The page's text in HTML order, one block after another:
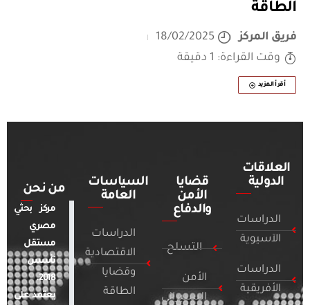
الطاقة
فريق المركز
18/02/2025
وقت القراءة: 1 دقيقة
أقرأ المزيد
العلاقات
الدولية
الدراسات
الآسيوية
الدراسات
الأفريقية
قضايا
الأمن
والدفاع
التسلح
الأمن
السيبراني
السياسات
العامة
الدراسات
الاقتصادية
وقضايا
الطاقة
من نحن
مركز بحثي
مصري
مستقل
تأسس
2018.
يعتمد على